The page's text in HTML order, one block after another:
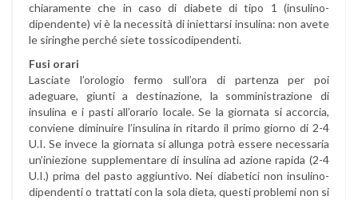
chiaramente che in caso di diabete di tipo 1 (insulino-
dipendente) vi è la necessità di iniettarsi insulina: non avete
le siringhe perché siete tossicodipendenti.
Fusi orari
Lasciate l’orologio fermo sull’ora di partenza per poi
adeguare, giunti a destinazione, la somministrazione di
insulina e i pasti all’orario locale. Se la giornata si accorcia,
conviene diminuire l’insulina in ritardo il primo giorno di 2-4
U.I. Se invece la giornata si allunga potrà essere necessaria
un’iniezione supplementare di insulina ad azione rapida (2-4
U.I.) prima del pasto aggiuntivo. Nei diabetici non insulino-
dipendenti o trattati con la sola dieta, questi problemi non si